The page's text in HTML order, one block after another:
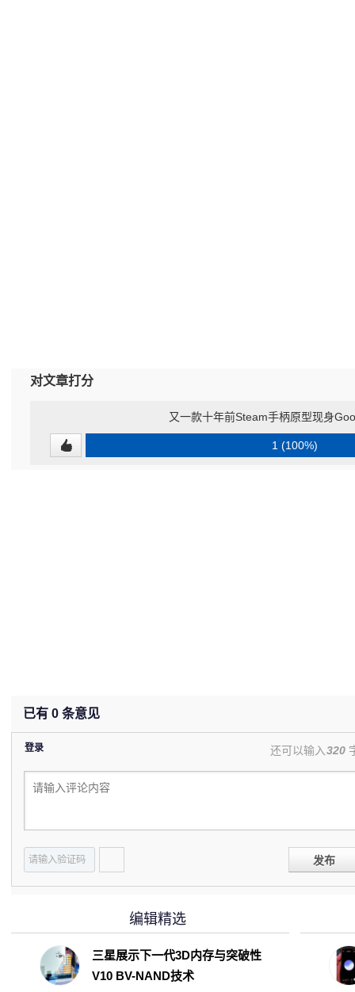
对文章打分
又一款十年前Steam手柄原型现身
1 (100%)
已有 0 条意见
登录 还可以输入320
发布
编辑精选
三星展示下一代3D内存与突破性
V10 BV-NAND技术